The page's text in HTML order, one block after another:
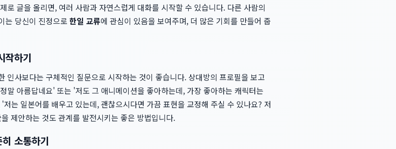
로 글을 올리면, 여러 사람과 자연스럽게 대화를 시작할 수 있습니다. 다른 사람의
는 당신이 진정으로 한일 교류에 관심이 있음을 보여주며, 더 많은 기회를 만들어 줍
작하기
인사보다는 구체적인 질문으로 시작하는 것이 좋습니다. 상대방의 프로필을 보고
말 아름답네요' 또는 '저도 그 애니메이션을 좋아하는데, 가장 좋아하는 캐릭터는
는 일본어를 배우고 있는데, 괜찮으시다면 가끔 표현을 교정해 주실 수 있나요? 저
을 제안하는 것도 관계를 발전시키는 좋은 방법입니다.
소통하기